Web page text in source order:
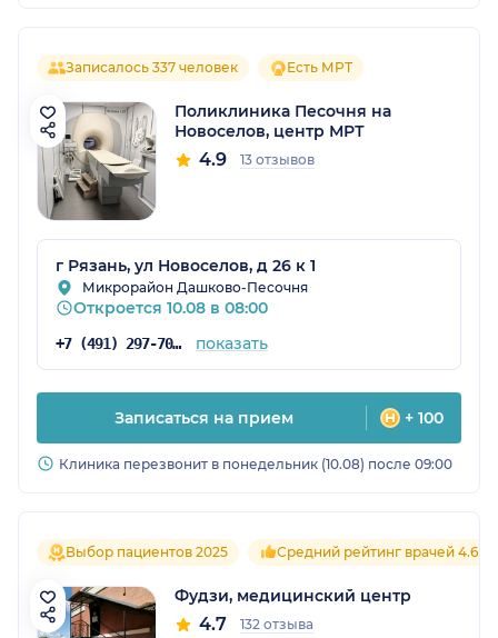
Записалось 337 человек Есть МРТ
Поликлиника Песочня на
Новоселов, центр МРТ
4.9 13 отзывов
г Рязань, ул Новоселов, д 26 к 1
Микрорайон Дашково-Песочня
Откроется 10.08 в 08:00
+7 (491) 297-70-13 показать
Записаться на прием + 100
Клиника перезвонит в понедельник (10.08) после 09:00
Выбор пациентов 2025 Средний рейтинг врачей 4.6
Фудзи, медицинский центр
4.7 132 отзыва